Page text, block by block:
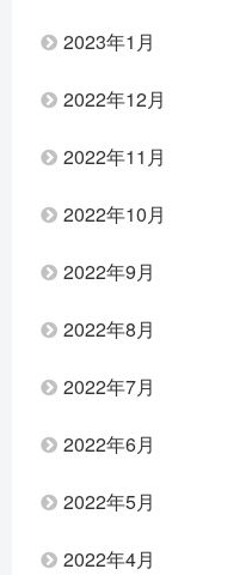
2023年1月
2022年12月
2022年11月
2022年10月
2022年9月
2022年8月
2022年7月
2022年6月
2022年5月
2022年4月